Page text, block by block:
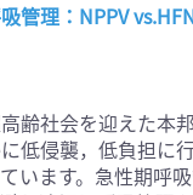
管理：NPPV
齢社会を迎えた本
低侵襲，低負担に
います。急性期呼